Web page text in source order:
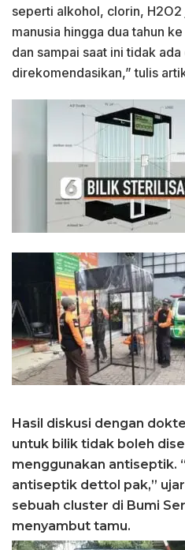
seperti alkohol, clorin,
manusia hingga dua tahun
dan sampai saat ini tidak
direkomendasikan,” tulis
Hasil diskusi dengan
untuk bilik tidak boleh
menggunakan antiseptik.
antiseptik dettol pak,”
sebuah cluster di Bumi
menyambut tamu.